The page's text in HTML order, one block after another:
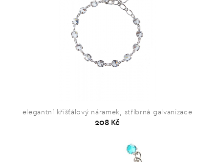
elegantní křišťálový náramek, stříbrná galvanizace
208 Kč